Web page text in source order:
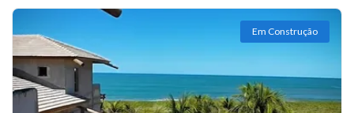
Em Construção